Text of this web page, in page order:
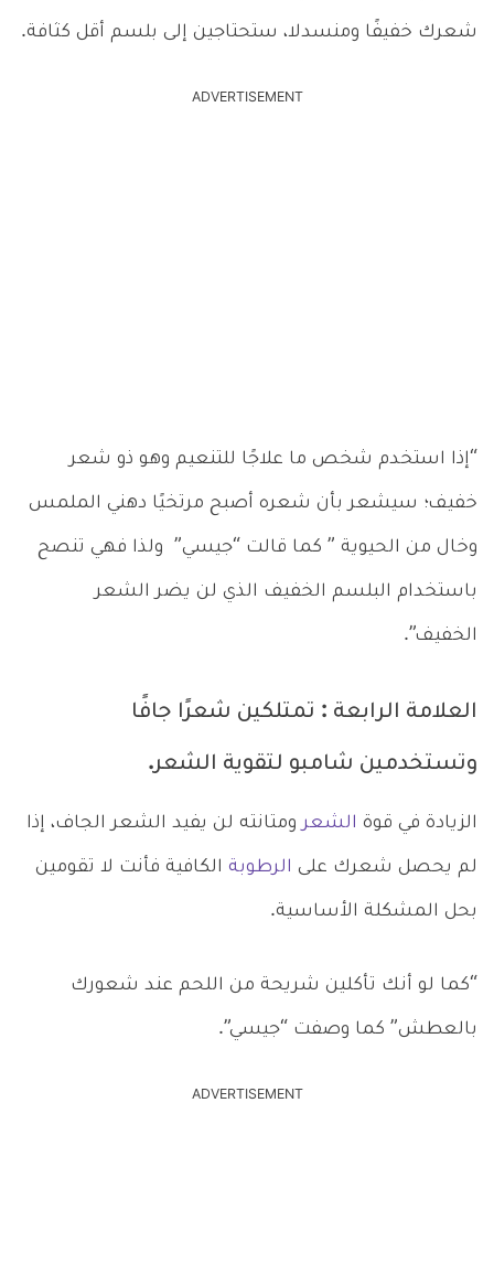
شعرك خفيفًا ومنسدلا، ستحتاجين إلى بلسم أقل كثافة.
ADVERTISEMENT
“إذا استخدم شخص ما علاجًا للتنعيم وهو ذو شعر
خفيف؛ سيشعر بأن شعره أصبح مرتخيًا دهني الملمس
وخال من الحيوية ” كما قالت “جيسي” ولذا فهي تنصح
باستخدام البلسم الخفيف الذي لن يضر الشعر
الخفيف”.
العلامة الرابعة : تمتلكين شعرًا جافًا
وتستخدمين شامبو لتقوية الشعر.
الزيادة في قوة الشعر ومتانته لن يفيد الشعر الجاف، إذا
لم يحصل شعرك على الرطوبة الكافية فأنت لا تقومين
بحل المشكلة الأساسية.
“كما لو أنك تأكلين شريحة من اللحم عند شعورك
بالعطش” كما وصفت “جيسي”.
ADVERTISEMENT